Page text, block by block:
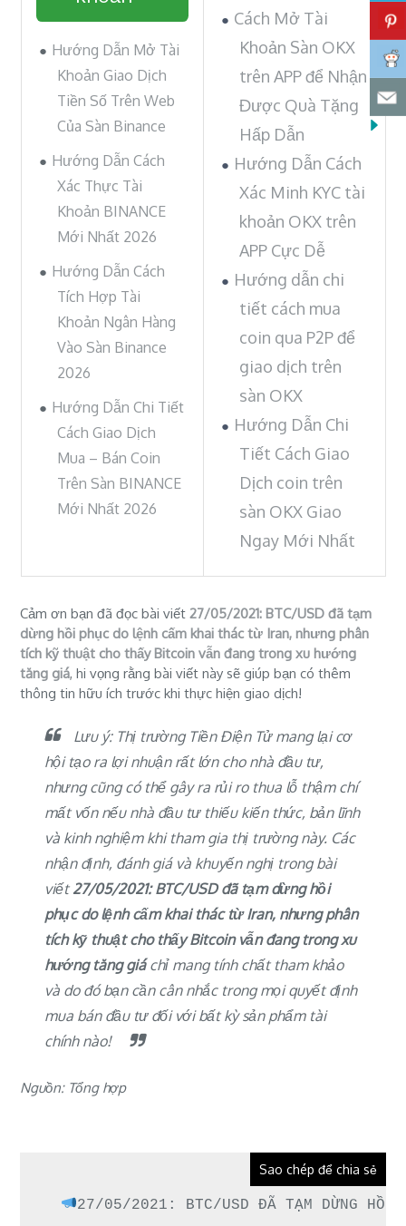
Hướng Dẫn Mở Tài
Khoản Giao Dịch
Tiền Số Trên Web
Của Sàn Binance
Hướng Dẫn Cách
Xác Thực Tài
Khoản BINANCE
Mới Nhất 2026
Hướng Dẫn Cách
Tích Hợp Tài
Khoản Ngân Hàng
Vào Sàn Binance
2026
Hướng Dẫn Chi Tiết
Cách Giao Dịch
Mua – Bán Coin
Trên Sàn BINANCE
Mới Nhất 2026
Cách Mở Tài
Khoản Sàn OKX
trên APP để Nhận
Được Quà Tặng
Hấp Dẫn
Hướng Dẫn Cách
Xác Minh KYC tài
khoản OKX trên
APP Cực Dễ
Hướng dẫn chi
tiết cách mua
coin qua P2P để
giao dịch trên
sàn OKX
Hướng Dẫn Chi
Tiết Cách Giao
Dịch coin trên
sàn OKX Giao
Ngay Mới Nhất
Cảm ơn bạn đã đọc bài viết27/05/2021: BTC/USD đã tạm
dừng hồi phục do lệnh cấm khai thác từ Iran, nhưng phân
tích kỹ thuật cho thấy Bitcoin vẫn đang trong xu hướng
tăng giá, hi vọng rằng bài viết này sẽ giúp bạn có thêm
thông tin hữu ích trước khi thực hiện giao dịch!
Lưu ý: Thị trường Tiền Điện Tử mang lại cơ
hội tạo ra lợi nhuận rất lớn cho nhà đầu tư,
nhưng cũng có thể gây ra rủi ro thua lỗ thậm chí
mất vốn nếu nhà đầu tư thiếu kiến thức, bản lĩnh
và kinh nghiệm khi tham gia thị trường này. Các
nhận định, đánh giá và khuyến nghị trong bài
viết 27/05/2021: BTC/USD đã tạm dừng hồi
phục do lệnh cấm khai thác từ Iran, nhưng phân
tích kỹ thuật cho thấy Bitcoin vẫn đang trong xu
hướng tăng giáchỉ mang tính chất tham khảo
và do đó bạn cần cân nhắc trong mọi quyết định
mua bán đầu tư đối với bất kỳ sản phẩm tài
chính nào!
Nguồn: Tổng hợp
Sao chép để chia sẻ
27/05/2021: BTC/USD ĐÃ TẠM DỪNG HỒI